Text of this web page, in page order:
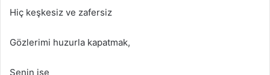
Hiç keşkesiz ve zafersiz
Gözlerimi huzurla kapatmak,
Senin ise